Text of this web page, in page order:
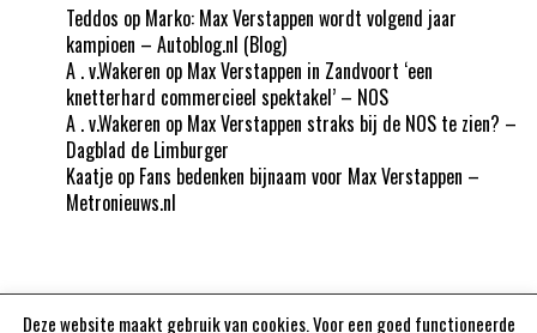
Teddos op Marko: Max Verstappen wordt volgend jaar
kampioen – Autoblog.nl (Blog)
A . v.Wakeren op Max Verstappen in Zandvoort ‘een
knetterhard commercieel spektakel’ – NOS
A . v.Wakeren op Max Verstappen straks bij de NOS te zien? –
Dagblad de Limburger
Kaatje op Fans bedenken bijnaam voor Max Verstappen –
Metronieuws.nl
Deze website maakt gebruik van cookies. Voor een goed functioneerde